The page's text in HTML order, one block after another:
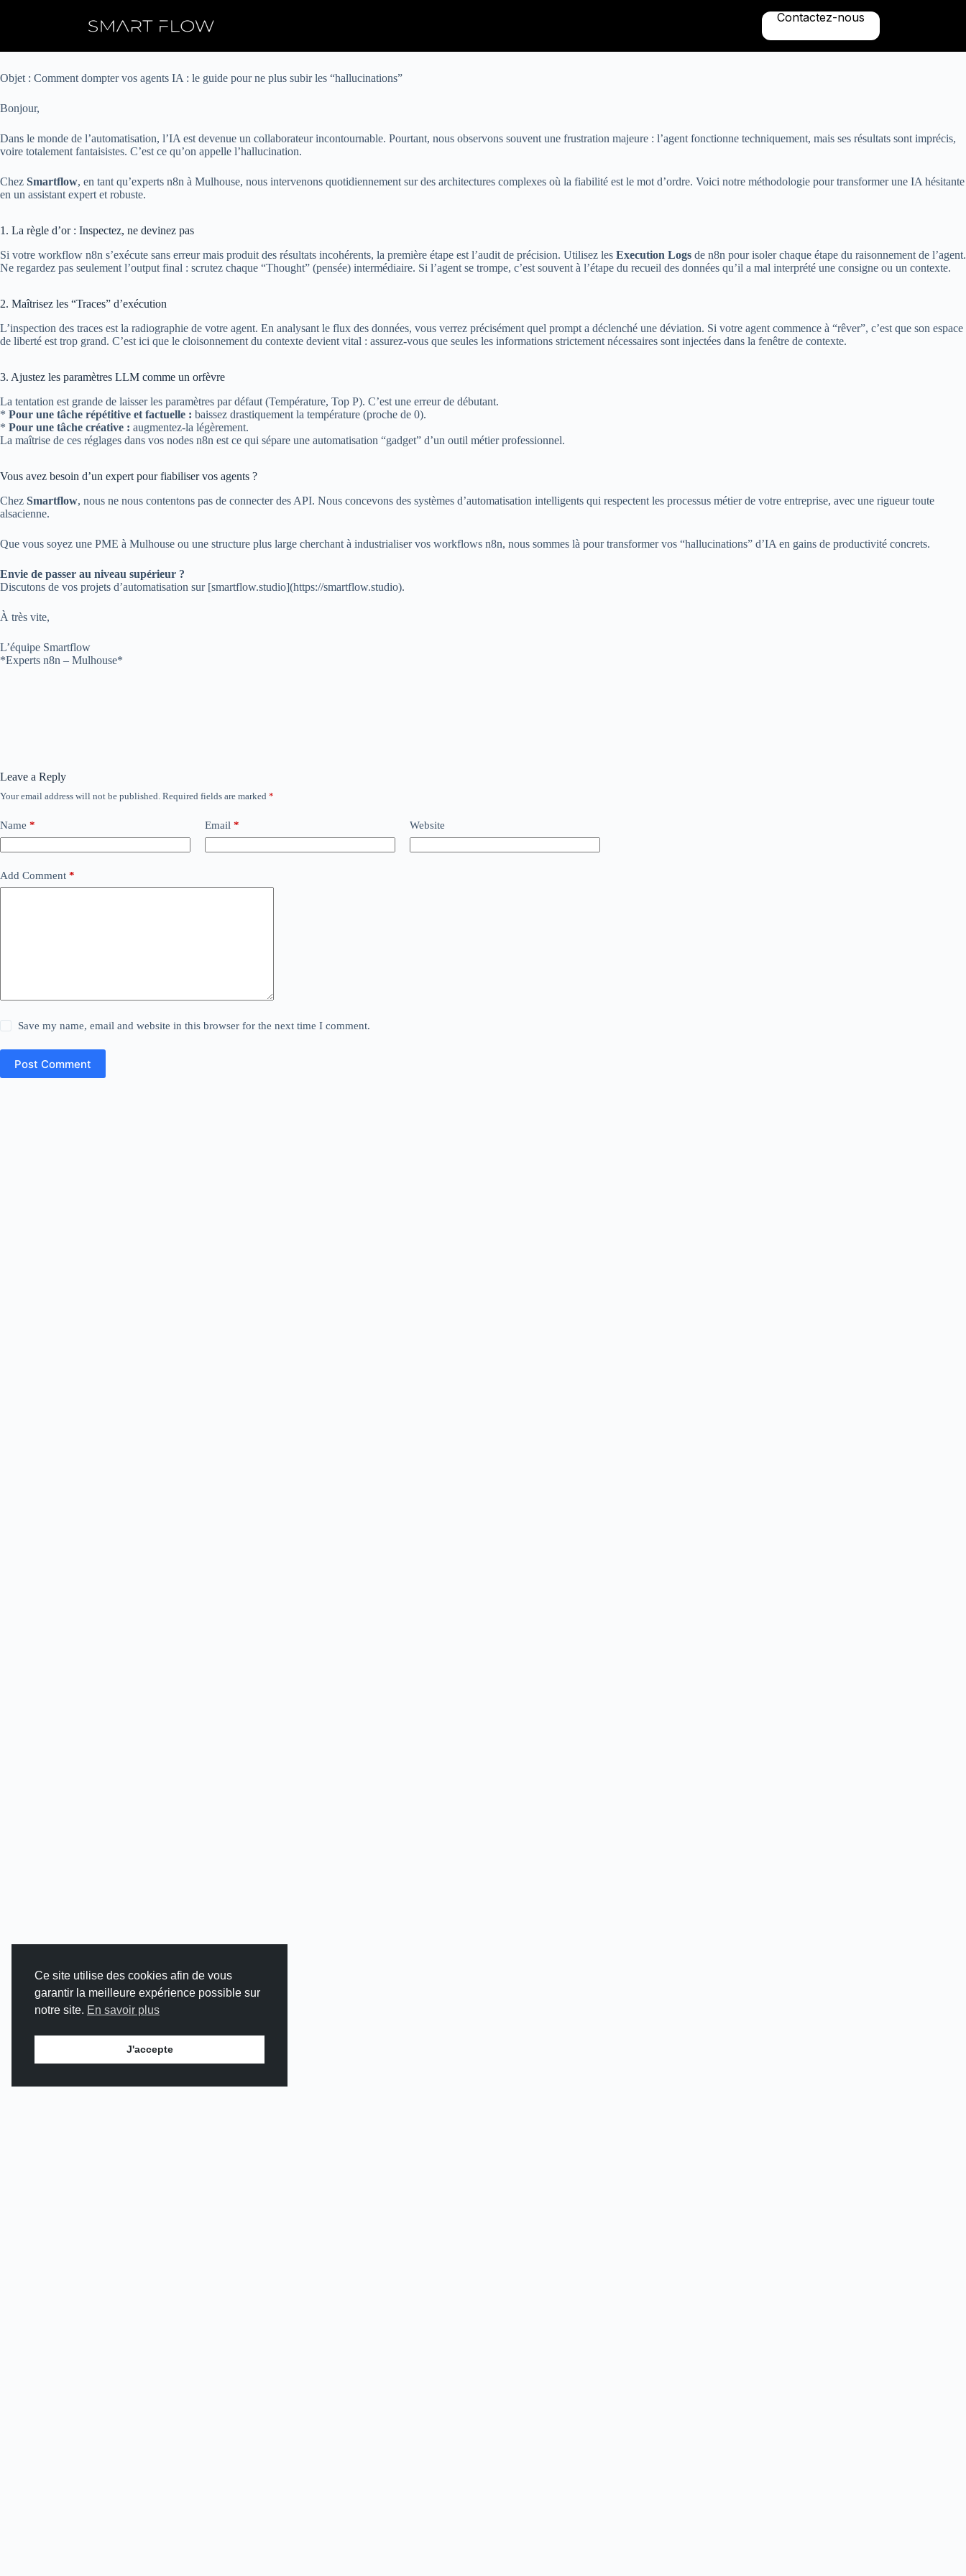
Contactez-nous
Objet : Comment dompter vos agents IA : le guide pour ne plus subir les “hallucinations”
Bonjour,
Dans le monde de l’automatisation, l’IA est devenue un collaborateur incontournable. Pourtant, nous observons souvent une frustration majeure : l’agent fonctionne techniquement, mais ses résultats sont imprécis,
voire totalement fantaisistes. C’est ce qu’on appelle l’hallucination.
Chez Smartflow, en tant qu’experts n8n à Mulhouse, nous intervenons quotidiennement sur des architectures complexes où la fiabilité est le mot d’ordre. Voici notre méthodologie pour transformer une IA hésitante
en un assistant expert et robuste.
1. La règle d’or : Inspectez, ne devinez pas
Si votre workflow n8n s’exécute sans erreur mais produit des résultats incohérents, la première étape est l’audit de précision. Utilisez les Execution Logs de n8n pour isoler chaque étape du raisonnement de l’agent.
Ne regardez pas seulement l’output final : scrutez chaque “Thought” (pensée) intermédiaire. Si l’agent se trompe, c’est souvent à l’étape du recueil des données qu’il a mal interprété une consigne ou un contexte.
2. Maîtrisez les “Traces” d’exécution
L’inspection des traces est la radiographie de votre agent. En analysant le flux des données, vous verrez précisément quel prompt a déclenché une déviation. Si votre agent commence à “rêver”, c’est que son espace
de liberté est trop grand. C’est ici que le cloisonnement du contexte devient vital : assurez-vous que seules les informations strictement nécessaires sont injectées dans la fenêtre de contexte.
3. Ajustez les paramètres LLM comme un orfèvre
La tentation est grande de laisser les paramètres par défaut (Température, Top P). C’est une erreur de débutant.
* Pour une tâche répétitive et factuelle : baissez drastiquement la température (proche de 0).
* Pour une tâche créative : augmentez-la légèrement.
La maîtrise de ces réglages dans vos nodes n8n est ce qui sépare une automatisation “gadget” d’un outil métier professionnel.
Vous avez besoin d’un expert pour fiabiliser vos agents ?
Chez Smartflow, nous ne nous contentons pas de connecter des API. Nous concevons des systèmes d’automatisation intelligents qui respectent les processus métier de votre entreprise, avec une rigueur toute
alsacienne.
Que vous soyez une PME à Mulhouse ou une structure plus large cherchant à industrialiser vos workflows n8n, nous sommes là pour transformer vos “hallucinations” d’IA en gains de productivité concrets.
Envie de passer au niveau supérieur ?
Discutons de vos projets d’automatisation sur [smartflow.studio](https://smartflow.studio).
À très vite,
L’équipe Smartflow
*Experts n8n – Mulhouse*
Leave a Reply
Your email address will not be published. Required fields are marked *
Name * Email * Website
Add Comment *
Save my name, email and website in this browser for the next time I comment.
Post Comment
Ce site utilise des cookies afin de vous
garantir la meilleure expérience possible sur
notre site. En savoir plus
J'accepte